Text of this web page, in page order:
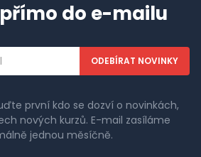
do e-mailu
první kdo se dozví o novinkách,
nových kurzů. E-mail zasíláme
jednou měsíčně.